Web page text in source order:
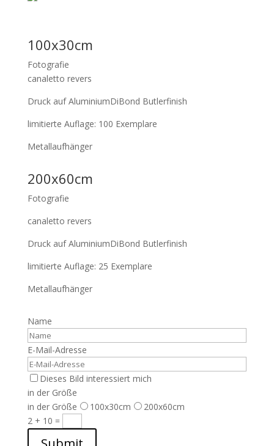
100x30cm
Fotografie
canaletto revers
Druck auf AluminiumDiBond Butlerfinish
limitierte Auflage: 100 Exemplare
Metallaufhänger
200x60cm
Fotografie
canaletto revers
Druck auf AluminiumDiBond Butlerfinish
limitierte Auflage: 25 Exemplare
Metallaufhänger
Name
E-Mail-Adresse
Dieses Bild interessiert mich
in der Größe
in der Größe
100x30cm
200x60cm
2 + 10 =